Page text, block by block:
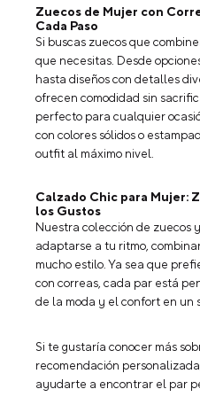
Zuecos de Mujer con
Cada Paso
Si buscas zuecos que
que necesitas. Desde
hasta diseños con detalles
ofrecen comodidad sin
perfecto para cualquier
con colores sólidos o
outfit al máximo nivel.
Calzado Chic para Mujer:
los Gustos
Nuestra colección de zuecos
adaptarse a tu ritmo,
mucho estilo. Ya sea que
con correas, cada par está
de la moda y el confort en un
Si te gustaría conocer más
recomendación
ayudarte a encontrar el par